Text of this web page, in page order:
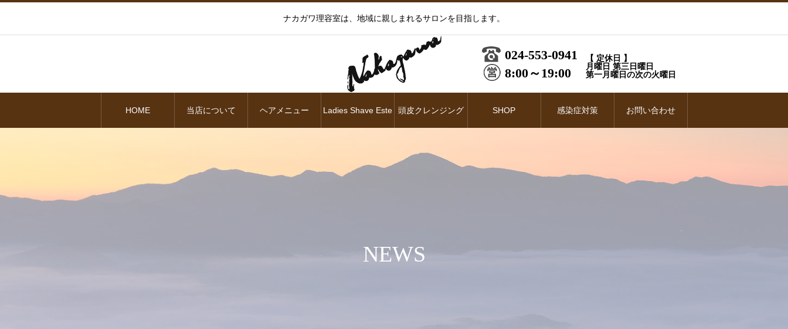
ナカガワ理容室は、地域に親しまれるサロンを目指します。
024-553-0941
【 定休日 】
月曜日 第三日曜日
第一月曜日の次の火曜日
8:00～19:00
HOME 当店について ヘアメニュー Ladies Shave Este 頭皮クレンジング SHOP 感染症対策 お問い合わせ
NEWS